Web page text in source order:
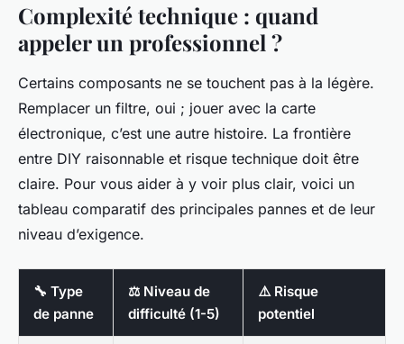
Complexité technique : quand
appeler un professionnel ?
Certains composants ne se touchent pas à la légère.
Remplacer un filtre, oui ; jouer avec la carte
électronique, c’est une autre histoire. La frontière
entre DIY raisonnable et risque technique doit être
claire. Pour vous aider à y voir plus clair, voici un
tableau comparatif des principales pannes et de leur
niveau d’exigence.
🔧 Type
de panne
⚖️ Niveau de
difficulté (1-5)
⚠️ Risque
potentiel